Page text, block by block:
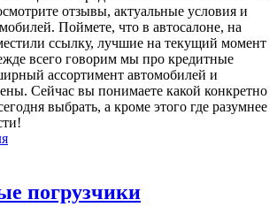
отзывы, актуальные условия и
Поймете, что в автосалоне, на
ссылку, лучшие на текущий момент
всего говорим мы про кредитные
ассортимент автомобилей и
Сейчас вы понимаете какой конкретно
выбрать, а кроме этого где разумнее
погрузчики